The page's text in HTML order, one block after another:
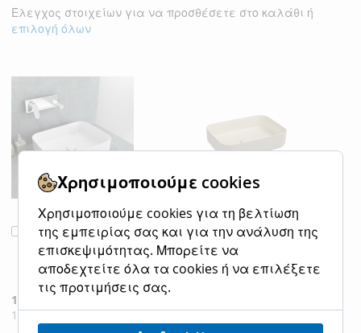
Έλεγχος στοιχείων για να προσθέσετε στο καλάθι ή
επιλογή όλων
Νιπτήρας
Πορσελάνης 50x36
Bianco Ceramica
White 34050-300
Ειδική
Τιμή
160,00 €
198,40 €
Προσθήκη
στο
Καλάθι
Νιπτήρας
Πορσελάνης 50x36
Bianco Ceramica
ivory Matt 34050-
Ειδική
Τιμή
240,00 €
297,60 €
Προσθήκη
στο
Καλάθι
Χρησιμοποιούμε cookies
Χρησιμοποιούμε cookies για τη βελτίωση
της εμπειρίας σας και για την ανάλυση της
επισκεψιμότητας. Μπορείτε να
αποδεχτείτε όλα τα cookies ή να επιλέξετε
τις προτιμήσεις σας.